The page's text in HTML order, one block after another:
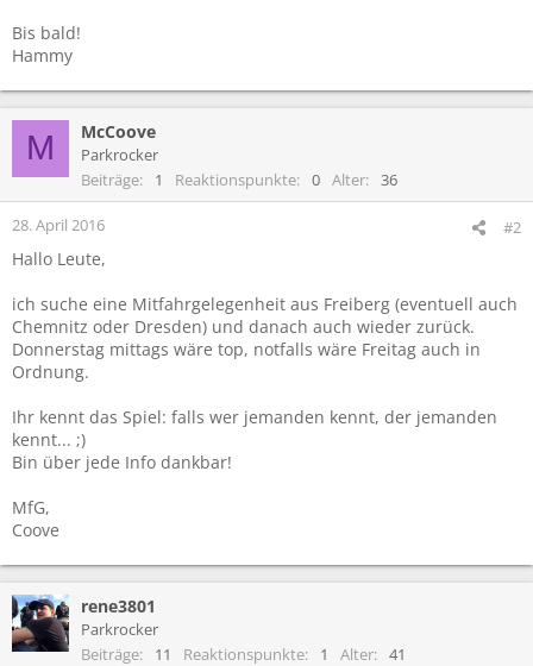
Bis bald!
Hammy
M McCoove
Parkrocker
Beiträge
1 Reaktionspunkte 0 Alter 36
28. April 2016 #2
Hallo Leute,
ich suche eine Mitfahrgelegenheit aus Freiberg (eventuell auch
Chemnitz oder Dresden) und danach auch wieder zurück.
Donnerstag mittags wäre top, notfalls wäre Freitag auch in
Ordnung.
Ihr kennt das Spiel: falls wer jemanden kennt, der jemanden
kennt... ;)
Bin über jede Info dankbar!
MfG,
Coove
rene3801
Parkrocker
Beiträge
11 Reaktionspunkte 1 Alter 41